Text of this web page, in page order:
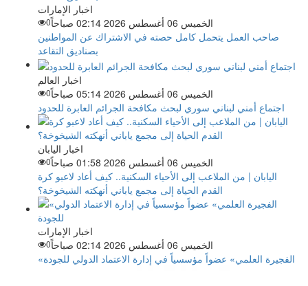
اخبار الإمارات
الخميس 06 أغسطس 2026 02:14 صباحاً
0
صاحب العمل يتحمل كامل حصته في الاشتراك عن المواطنين
بصناديق التقاعد
اخبار العالم
الخميس 06 أغسطس 2026 05:14 صباحاً
0
اجتماع أمني لبناني سوري لبحث مكافحة الجرائم العابرة للحدود
اخبار اليابان
الخميس 06 أغسطس 2026 01:58 صباحاً
0
اليابان | من الملاعب إلى الأحياء السكنية.. كيف أعاد لاعبو كرة
القدم الحياة إلى مجمع ياباني أنهكته الشيخوخة؟
اخبار الإمارات
الخميس 06 أغسطس 2026 02:14 صباحاً
0
«الفجيرة العلمي» عضواً مؤسسياً في إدارة الاعتماد الدولي للجودة